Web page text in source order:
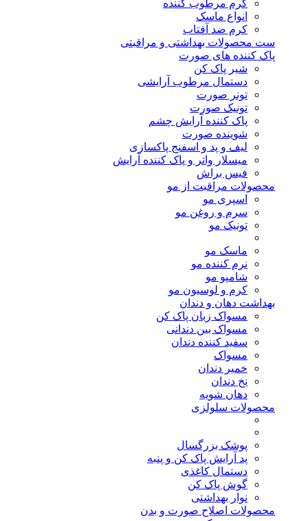
کرم مرطوب کننده
انواع ماسک
کرم ضد آفتاب
ست محصولات بهداشتی و مراقبتی
پاک کننده های صورت
شیر پاک کن
دستمال مرطوب آرایشی
تونر صورت
تونیک صورت
پاک کننده آرایش چشم
شوینده صورت
لیف و پد و اسفنج پاکسازی
میسلار واتر و پاک کننده آرایش
فیس براش
محصولات مراقبت از مو
اسپری مو
سرم و روغن مو
تونیک مو
ماسک مو
نرم کننده مو
شامپو مو
کرم و لوسیون مو
بهداشت دهان و دندان
مسواک زبان پاک کن
مسواک بین دندانی
سفید کننده دندان
مسواک
خمیر دندان
نخ دندان
دهان شویه
محصولات سلولزی
پوشک بزرگسال
پد آرایش پاک کن و پنبه
دستمال کاغذی
گوش پاک کن
نوار بهداشتی
محصولات اصلاح صورت و بدن